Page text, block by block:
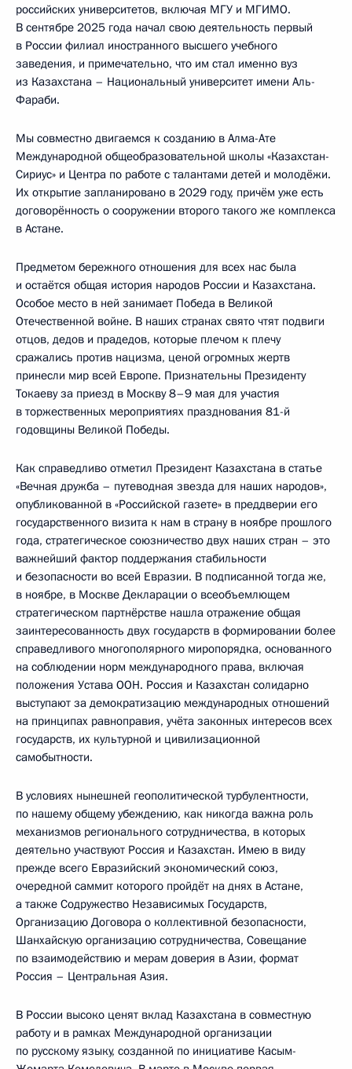
российских университетов, включая МГУ и МГИМО.
В сентябре 2025 года начал свою деятельность первый
в России филиал иностранного высшего учебного
заведения, и примечательно, что им стал именно вуз
из Казахстана – Национальный университет имени Аль-
Фараби.
Мы совместно двигаемся к созданию в Алма-Ате
Международной общеобразовательной школы «Казахстан-
Сириус» и Центра по работе с талантами детей и молодёжи.
Их открытие запланировано в 2029 году, причём уже есть
договорённость о сооружении второго такого же комплекса
в Астане.
Предметом бережного отношения для всех нас была
и остаётся общая история народов России и Казахстана.
Особое место в ней занимает Победа в Великой
Отечественной войне. В наших странах свято чтят подвиги
отцов, дедов и прадедов, которые плечом к плечу
сражались против нацизма, ценой огромных жертв
принесли мир всей Европе. Признательны Президенту
Токаеву за приезд в Москву 8–9 мая для участия
в торжественных мероприятиях празднования 81-й
годовщины Великой Победы.
Как справедливо отметил Президент Казахстана в статье
«Вечная дружба – путеводная звезда для наших народов»,
опубликованной в «Российской газете» в преддверии его
государственного визита к нам в страну в ноябре прошлого
года, стратегическое союзничество двух наших стран – это
важнейший фактор поддержания стабильности
и безопасности во всей Евразии. В подписанной тогда же,
в ноябре, в Москве Декларации о всеобъемлющем
стратегическом партнёрстве нашла отражение общая
заинтересованность двух государств в формировании более
справедливого многополярного миропорядка, основанного
на соблюдении норм международного права, включая
положения Устава ООН. Россия и Казахстан солидарно
выступают за демократизацию международных отношений
на принципах равноправия, учёта законных интересов всех
государств, их культурной и цивилизационной
самобытности.
В условиях нынешней геополитической турбулентности,
по нашему общему убеждению, как никогда важна роль
механизмов регионального сотрудничества, в которых
деятельно участвуют Россия и Казахстан. Имею в виду
прежде всего Евразийский экономический союз,
очередной саммит которого пройдёт на днях в Астане,
а также Содружество Независимых Государств,
Организацию Договора о коллективной безопасности,
Шанхайскую организацию сотрудничества, Совещание
по взаимодействию и мерам доверия в Азии, формат
Россия – Центральная Азия.
В России высоко ценят вклад Казахстана в совместную
работу и в рамках Международной организации
по русскому языку, созданной по инициативе Касым-